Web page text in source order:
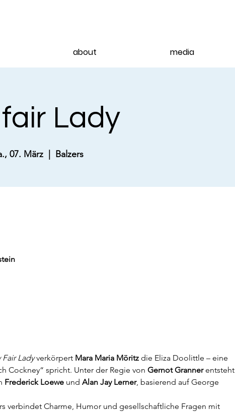
about media
fair Lady
07. März Balzers
Fair Lady verkörpert Mara Maria Möritz die Eliza Doolittle – eine
Cockney“ spricht. Unter der Regie von Gernot Granner entsteht
Frederick Loewe und Alan Jay Lerner, basierend auf George
verbindet Charme, Humor und gesellschaftliche Fragen mit